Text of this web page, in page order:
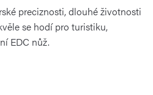
preciznosti, dlouhé životnosti
se hodí pro turistiku,
EDC nůž.